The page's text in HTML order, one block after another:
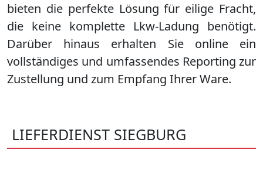
bieten die perfekte Lösung für eilige Fracht,
die keine komplette Lkw-Ladung benötigt.
Darüber hinaus erhalten Sie online ein
vollständiges und umfassendes Reporting zur
Zustellung und zum Empfang Ihrer Ware.
LIEFERDIENST SIEGBURG